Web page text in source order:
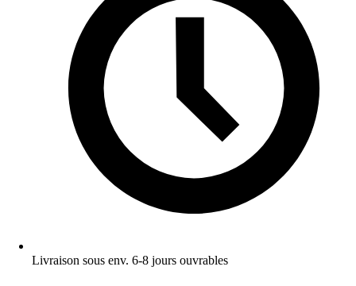
Livraison sous env. 6-8 jours ouvrables